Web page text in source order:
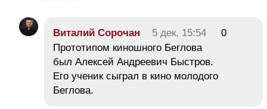
Виталий Сорочан 5 дек, 15:54
0
Прототипом киношного Беглова
был Алексей Андреевич Быстров.
Его ученик сыграл в кино молодого
Беглова.